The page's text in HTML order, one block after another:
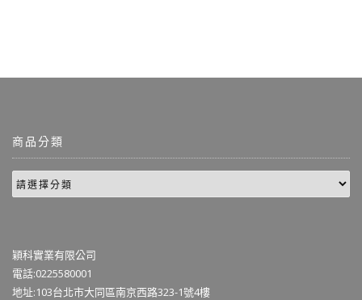
商品分類
穎科實業有限公司
電話:0225580001
地址:103台北市大同區南京西路323-1號4樓